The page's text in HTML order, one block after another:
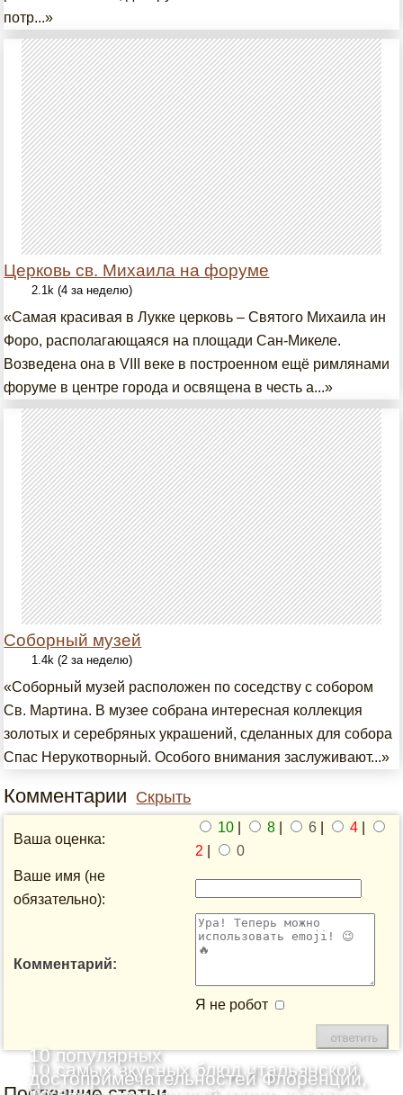
потр...»
Церковь св. Михаила на форуме
2.1k (4 за неделю)
«Самая красивая в Лукке церковь – Святого Михаила ин
Форо, располагающаяся на площади Сан-Микеле.
Возведена она в VIII веке в построенном ещё римлянами
форуме в центре города и освящена в честь а...»
Соборный музей
1.4k (2 за неделю)
«Соборный музей расположен по соседству с собором
Св. Мартина. В музее собрана интересная коллекция
золотых и серебряных украшений, сделанных для собора
Спас Нерукотворный. Особого внимания заслуживают...»
Комментарии Скрыть
Ваша оценка:
10 8 6 4
2
0
Ваше имя (не
обязательно):
Комментарий:
Я не робот
10 самых вкусных блюд итальянской
10 популярных
достопримечательностей Флоренции,